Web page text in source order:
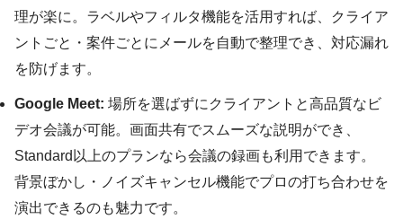
理が楽に。ラベルやフィルタ機能を活用すれば、クライア
ントごと・案件ごとにメールを自動で整理でき、対応漏れ
を防げます。
Google Meet: 場所を選ばずにクライアントと高品質なビ
デオ会議が可能。画面共有でスムーズな説明ができ、
Standard以上のプランなら会議の録画も利用できます。
背景ぼかし・ノイズキャンセル機能でプロの打ち合わせを
演出できるのも魅力です。